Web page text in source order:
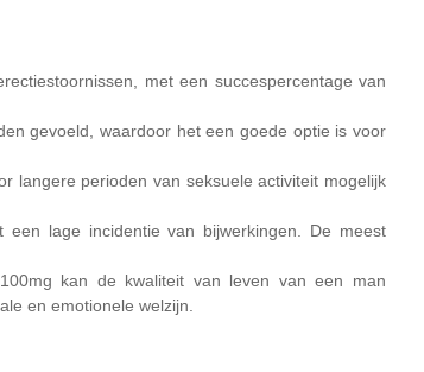
met een succespercentage van
gevoeld, waardoor het een goede optie is voor
langere perioden van seksuele activiteit mogelijk
lage incidentie van bijwerkingen. De meest
kan de kwaliteit van leven van een man
en emotionele welzijn.